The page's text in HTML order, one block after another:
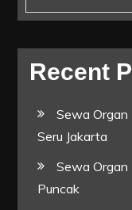
Recent
Sewa Organ
Seru Jakarta
Sewa Organ
Puncak